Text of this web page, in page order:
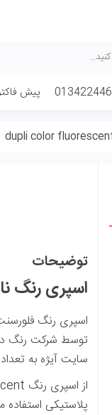
پیش
توضیحات
اسپری رنگ
اسپری رنگ
توسط شرکت رنگ
سایت آیژه به
پلاستیکی